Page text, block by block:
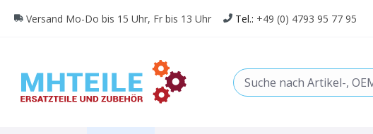
Zur Hauptnavigation springen
Versand Mo-Do bis 15 Uhr, Fr bis 13 Uhr Tel.: +49 (0) 4793 95 77 95